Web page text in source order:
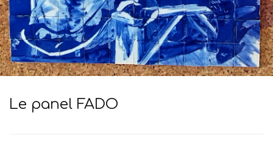
Le panel FADO